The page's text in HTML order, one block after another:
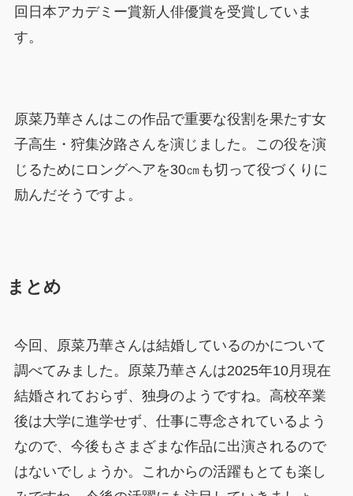
回日本アカデミー賞新人俳優賞を受賞していま
す。
原菜乃華さんはこの作品で重要な役割を果たす女
子高生・狩集汐路さんを演じました。この役を演
じるためにロングヘアを30㎝も切って役づくりに
励んだそうですよ。
まとめ
今回、原菜乃華さんは結婚しているのかについて
調べてみました。原菜乃華さんは2025年10月現在
結婚されておらず、独身のようですね。高校卒業
後は大学に進学せず、仕事に専念されているよう
なので、今後もさまざまな作品に出演されるので
はないでしょうか。これからの活躍もとても楽し